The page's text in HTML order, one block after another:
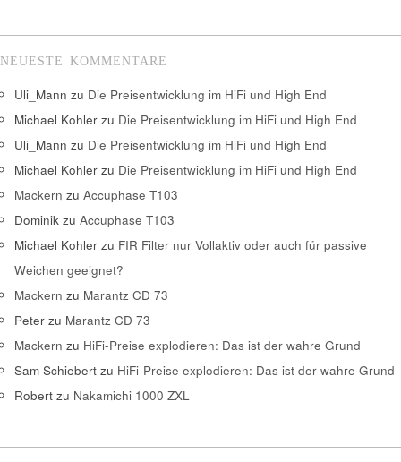
NEUESTE KOMMENTARE
Uli_Mann zu Die Preisentwicklung im HiFi und High End
Michael Kohler zu Die Preisentwicklung im HiFi und High End
Uli_Mann zu Die Preisentwicklung im HiFi und High End
Michael Kohler zu Die Preisentwicklung im HiFi und High End
Mackern zu Accuphase T103
Dominik zu Accuphase T103
Michael Kohler zu FIR Filter nur Vollaktiv oder auch für passive
Weichen geeignet?
Mackern zu Marantz CD 73
Peter zu Marantz CD 73
Mackern zu HiFi-Preise explodieren: Das ist der wahre Grund
Sam Schiebert zu HiFi-Preise explodieren: Das ist der wahre Grund
Robert zu Nakamichi 1000 ZXL